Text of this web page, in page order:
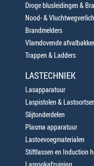
Droge blusleidingen &
Nood- &
Brandmelders
Vlamdovende
Trappen & Ladders
LASTECHNIEK
Lasapparatuur
Laspistolen &
Slijtonderdelen
Plasma apparatuur
Lastoevoegmaterialen
Stiftlassen en Induction